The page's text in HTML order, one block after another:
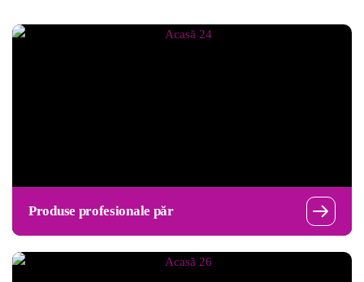
Produse profesionale păr